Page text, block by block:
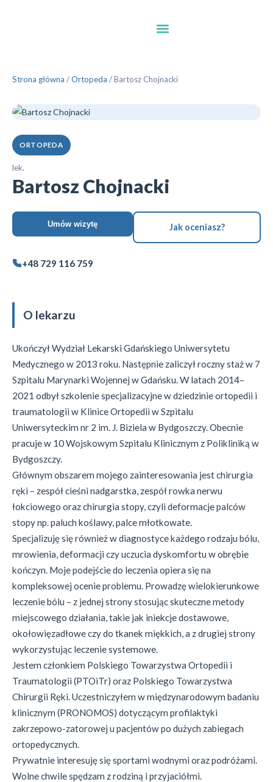
Strona główna /Ortopeda /Bartosz Chojnacki
ORTOPEDA
lek.
Bartosz Chojnacki
Umów wizytę Jak oceniasz?
+48 729 116 759
O lekarzu
Ukończył Wydział Lekarski Gdańskiego Uniwersytetu
Medycznego w 2013 roku. Następnie zaliczył roczny staż w 7
Szpitalu Marynarki Wojennej w Gdańsku. W latach 2014–
2021 odbył szkolenie specjalizacyjne w dziedzinie ortopedii i
traumatologii w Klinice Ortopedii w Szpitalu
Uniwersyteckim nr 2 im. J. Biziela w Bydgoszczy. Obecnie
pracuje w 10 Wojskowym Szpitalu Klinicznym z Polikliniką w
Bydgoszczy.
Głównym obszarem mojego zainteresowania jest chirurgia
ręki – zespół cieśni nadgarstka, zespół rowka nerwu
łokciowego oraz chirurgia stopy, czyli deformacje palców
stopy np. paluch koślawy, palce młotkowate.
Specjalizuję się również w diagnostyce każdego rodzaju bólu,
mrowienia, deformacji czy uczucia dyskomfortu w obrębie
kończyn. Moje podejście do leczenia opiera się na
kompleksowej ocenie problemu. Prowadzę wielokierunkowe
leczenie bólu – z jednej strony stosując skuteczne metody
miejscowego działania, takie jak iniekcje dostawowe,
okołowięzadłowe czy do tkanek miękkich, a z drugiej strony
wykorzystując leczenie systemowe.
Jestem członkiem Polskiego Towarzystwa Ortopedii i
Traumatologii (PTOiTr) oraz Polskiego Towarzystwa
Chirurgii Ręki. Uczestniczyłem w międzynarodowym badaniu
klinicznym (PRONOMOS) dotyczącym profilaktyki
zakrzepowo-zatorowej u pacjentów po dużych zabiegach
ortopedycznych.
Prywatnie interesuję się sportami wodnymi oraz podróżami.
Wolne chwile spędzam z rodziną i przyjaciółmi.